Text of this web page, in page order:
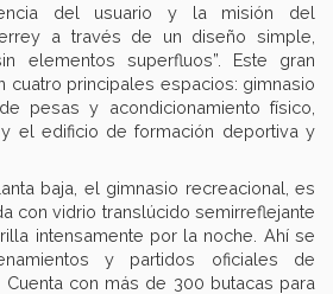
del usuario y la misión del
a través de un diseño simple,
elementos superfluos”. Este gran
cuatro principales espacios: gimnasio
pesas y acondicionamiento físico,
el edificio de formación deportiva y
baja, el gimnasio recreacional, es
con vidrio translúcido semirreflejante
intensamente por la noche. Ahí se
y partidos oficiales de
con más de 300 butacas para